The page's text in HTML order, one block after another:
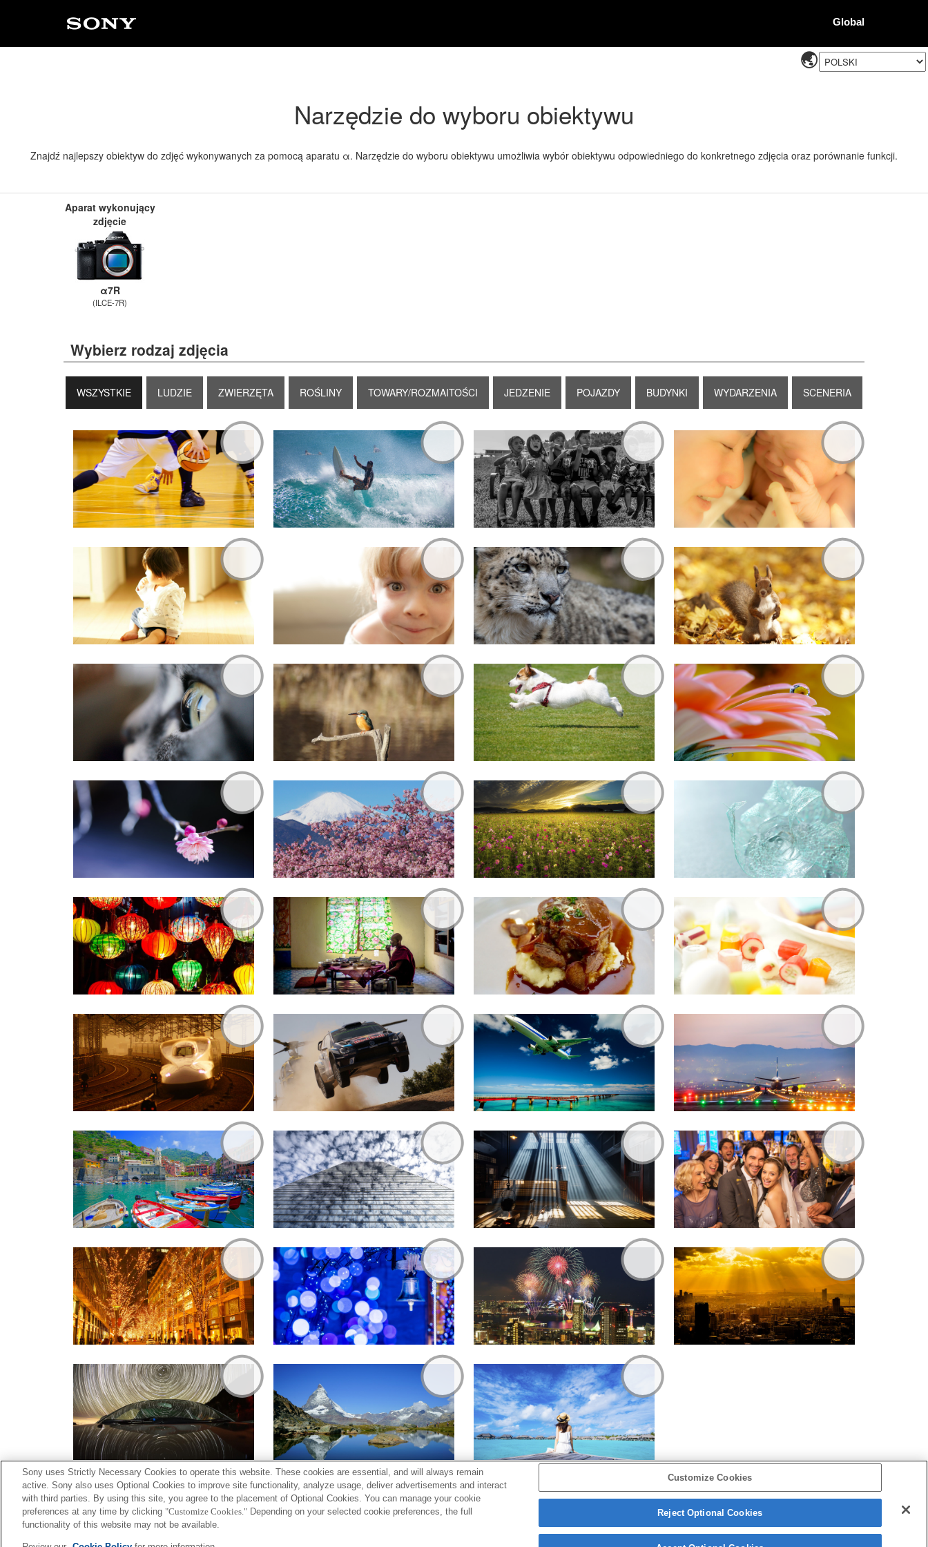
Global
Narzędzie do wyboru obiektywu
Znajdź najlepszy obiektyw do zdjęć wykonywanych za pomocą aparatu α. Narzędzie do wyboru obiektywu umożliwia wybór obiektywu odpowiedniego do konkretnego zdjęcia oraz porównanie funkcji.
Aparat wykonujący
zdjęcie
α7R
(ILCE-7R)
Wybierz rodzaj zdjęcia
WSZYSTKIE LUDZIE ZWIERZĘTA ROŚLINY TOWARY/ROZMAITOŚCI JEDZENIE POJAZDY BUDYNKI WYDARZENIA SCENERIA
Copyright 2026 Sony Corporation
Sony uses Strictly Necessary Cookies to operate this website. These cookies are essential, and will always remain
active. Sony also uses Optional Cookies to improve site functionality, analyze usage, deliver advertisements and interact
with third parties. By using this site, you agree to the placement of Optional Cookies. You can manage your cookie
preferences at any time by clicking "Customize Cookies." Depending on your selected cookie preferences, the full
functionality of this website may not be available.
Customize Cookies
Reject Optional Cookies